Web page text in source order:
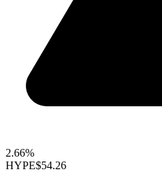
2.66%
HYPE$54.26